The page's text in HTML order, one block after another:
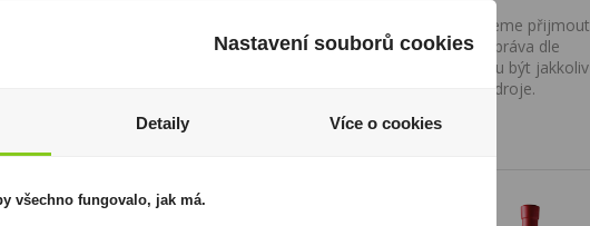
že jsou informace o výrobcích pravidelně aktualizovány, nemůžeme přijmout
za jakékoliv nesprávné informace. To však nemá vliv na Vaše práva dle
Tyto informace jsou podávány pouze pro osobní použití a nemohou být jakkoliv
bez předchozího souhlasu DonPealo ani bez řádného uvedení zdroje.
Nastavení souborů cookies
Detaily Více o cookies
všechno fungovalo, jak má.